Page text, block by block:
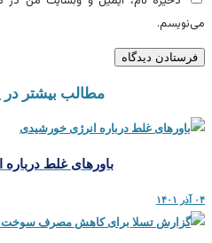
می‌نویسم.
مطالب بیشتر در
باورهای غلط
۰۴ آذر ۱۴۰۱